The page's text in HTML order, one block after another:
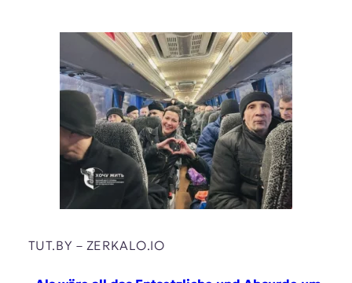
TUT.BY – ZERKALO.IO